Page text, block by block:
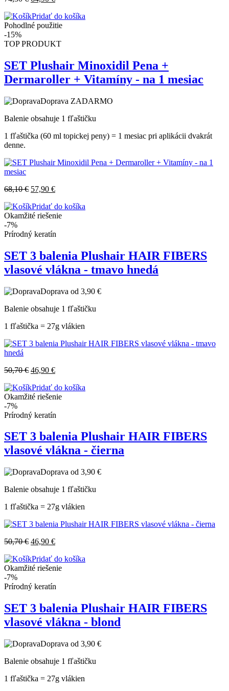
Pridať do košíka
Pohodlné použitie
-15%
TOP PRODUKT
SET Plushair Minoxidil Pena +
Dermaroller + Vitamíny - na 1 mesiac
Doprava ZADARMO
Balenie obsahuje 1 fľaštičku
1 fľaštička (60 ml topickej peny) = 1 mesiac pri aplikácii dvakrát
denne.
68,10€ 57,90 €
Pridať do košíka
Okamžité riešenie
-7%
Prírodný keratín
SET 3 balenia Plushair HAIR FIBERS
vlasové vlákna - tmavo hnedá
Doprava od 3,90 €
Balenie obsahuje 1 fľaštičku
1 fľaštička = 27g vlákien
50,70€ 46,90 €
Pridať do košíka
Okamžité riešenie
-7%
Prírodný keratín
SET 3 balenia Plushair HAIR FIBERS
vlasové vlákna - čierna
Doprava od 3,90 €
Balenie obsahuje 1 fľaštičku
1 fľaštička = 27g vlákien
50,70€ 46,90 €
Pridať do košíka
Okamžité riešenie
-7%
Prírodný keratín
SET 3 balenia Plushair HAIR FIBERS
vlasové vlákna - blond
Doprava od 3,90 €
Balenie obsahuje 1 fľaštičku
1 fľaštička = 27g vlákien